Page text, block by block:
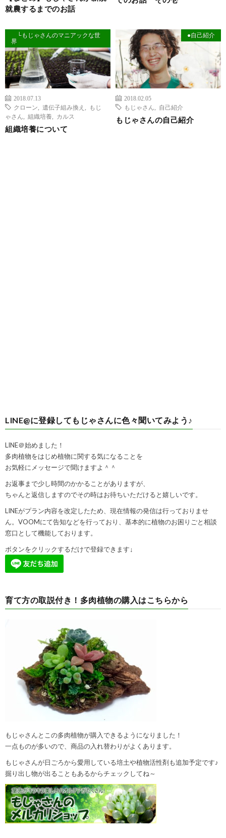
就農するまでのお話
└もじゃさんのマニアックな世
界
2018.07.13
クローン
遺伝子組み換え
もじ
ゃさん
組織培養 カルス
組織培養について
●自己紹介
2018.02.05
もじゃさん
自己紹介
もじゃさんの自己紹介
LINE@に登録してもじゃさんに色々聞いてみよう♪
LINE＠始めました！
多肉植物をはじめ植物に関する気になることを
お気軽にメッセージで聞けますよ＾＾
お返事まで少し時間のかかることがありますが、
ちゃんと返信しますのでその時はお待ちいただけると嬉しいです。
LINEがプラン内容を改定したため、現在情報の発信は行っておりませ
ん。VOOMにて告知などを行っており、基本的に植物のお困りごと相談
窓口として機能しております。
ボタンをクリックするだけで登録できます↓
育て方の取説付き！多肉植物の購入はこちらから
もじゃさんとこの多肉植物が購入できるようになりました！
一点ものが多いので、商品の入れ替わりがよくあります。
もじゃさんが日ごろから愛用している培土や植物活性剤も追加予定です♪
掘り出し物が出ることもあるからチェックしてね～